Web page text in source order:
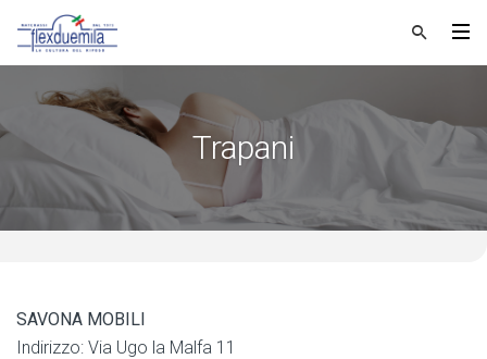
Trapani
SAVONA MOBILI
Indirizzo: Via Ugo la Malfa 11